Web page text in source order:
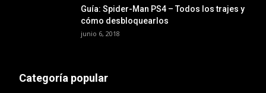
Guía: Spider-Man PS4 – Todos los trajes y
cómo desbloquearlos
junio 6, 2018
Categoría popular